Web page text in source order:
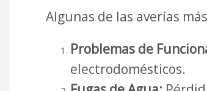
Algunas de las averías
Problemas de
electrodomésticos.